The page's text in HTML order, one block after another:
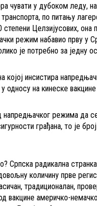
чувати у дубоком леду,
по питању
степени Целзијусових,
режим набавио прву
је потребно за једну
којој инсистира
односу на кинеске
напредњачког режима да
грађана, то је
Српска радикална
количину прве
традиционалан,
вакцине америчко-